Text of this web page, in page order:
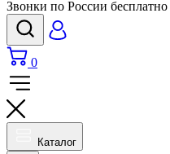
Звонки по России бесплатно
0
Каталог